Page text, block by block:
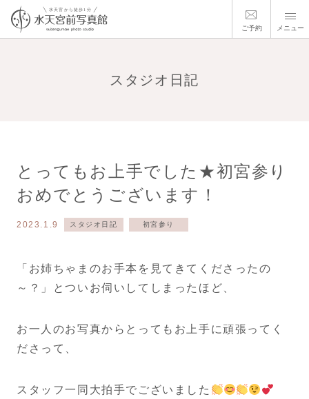
ご予約 メニュー
スタジオ日記
とってもお上手でした★初宮参り
おめでとうございます！
2023.1.9 スタジオ日記 初宮参り
「お姉ちゃまのお手本を見てきてくださったの
～？」とついお伺いしてしまったほど、
お一人のお写真からとってもお上手に頑張ってく
ださって、
スタッフ一同大拍手でございました